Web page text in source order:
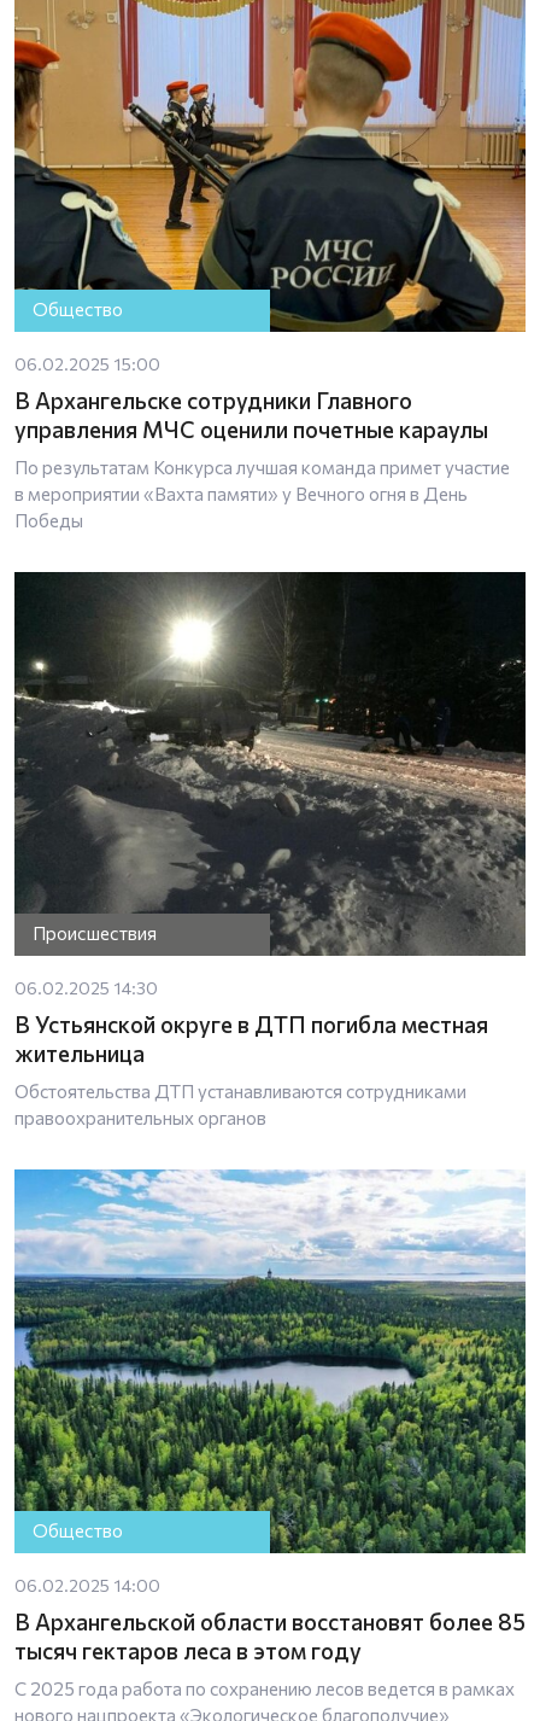
Общество
06.02.2025 15:00
В Архангельске сотрудники Главного
управления МЧС оценили почетные караулы
По результатам Конкурса лучшая команда примет участие
в мероприятии «Вахта памяти» у Вечного огня в День
Победы
Происшествия
06.02.2025 14:30
В Устьянской округе в ДТП погибла местная
жительница
Обстоятельства ДТП устанавливаются сотрудниками
правоохранительных органов
Общество
06.02.2025 14:00
В Архангельской области восстановят более 85
тысяч гектаров леса в этом году
С 2025 года работа по сохранению лесов ведется в рамках
нового нацпроекта «Экологическое благополучие»